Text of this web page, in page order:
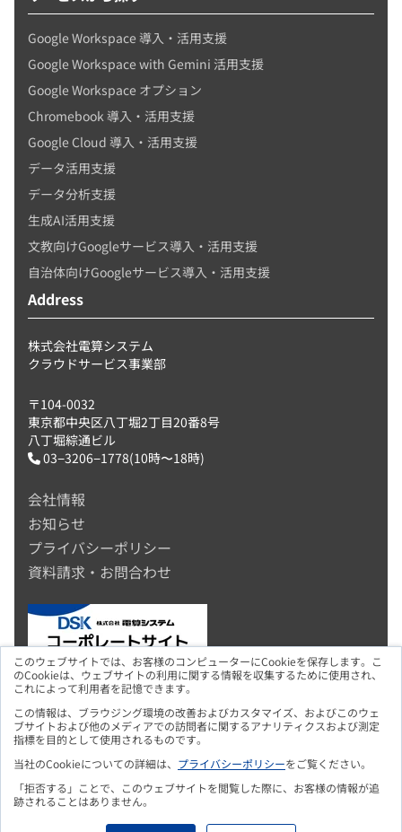
このウェブサイトでは、お客様のコンピューターにCookieを保存します。こ
のCookieは、ウェブサイトの利用に関する情報を収集するために使用され、
これによって利用者を記憶できます。
この情報は、ブラウジング環境の改善およびカスタマイズ、およびこのウェ
ブサイトおよび他のメディアでの訪問者に関するアナリティクスおよび測定
指標を目的として使用されるものです。
当社のCookieについての詳細は、 プライバシーポリシーをご覧ください。
「拒否する」ことで、このウェブサイトを閲覧した際に、お客様の情報が追
跡されることはありません。
Google Workspace 導入・活用支援
Google Workspace with Gemini 活用支援
Google Workspace オプション
Chromebook 導入・活用支援
Google Cloud 導入・活用支援
データ活用支援
データ分析支援
生成AI活用支援
文教向けGoogleサービス導入・活用支援
自治体向けGoogleサービス導入・活用支援
Address
株式会社電算システム
クラウドサービス事業部
〒104-0032
東京都中央区八丁堀2丁目20番8号
八丁堀綜通ビル
03−3206−1778(10時〜18時)
会社情報
お知らせ
プライバシーポリシー
資料請求・お問合わせ